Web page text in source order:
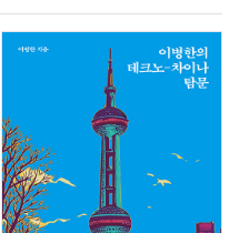
지 않는 편이 몇 배는 더 쉽